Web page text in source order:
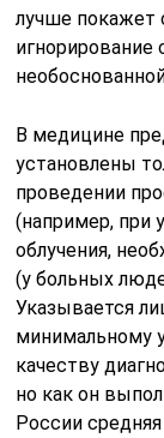
лучше покажет
игнорирование
В медицине
установлены
проведении
(например, при
облучения,
(у больных
Указывается
минимальному
качеству
но как он
России